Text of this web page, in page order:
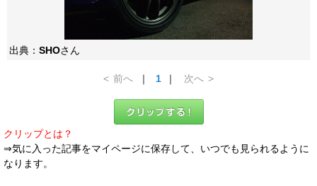
出典： SHOさん
< 前へ ｜ 1 ｜ 次へ >
クリップとは？
⇒気に入った記事をマイページに保存して、いつでも見られるように
なります。